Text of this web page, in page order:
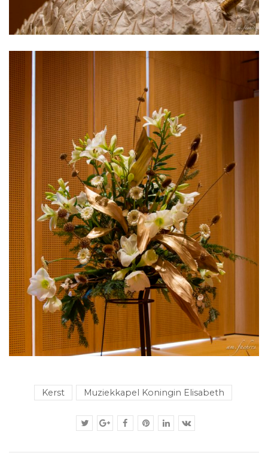
Kerst Muziekkapel Koningin Elisabeth